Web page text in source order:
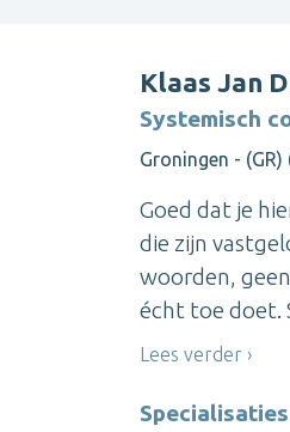
Klaas Jan
Systemisch
Groningen - (GR)
Goed dat je
die zijn
woorden,
écht toe doet.
Lees verder
Specialisaties